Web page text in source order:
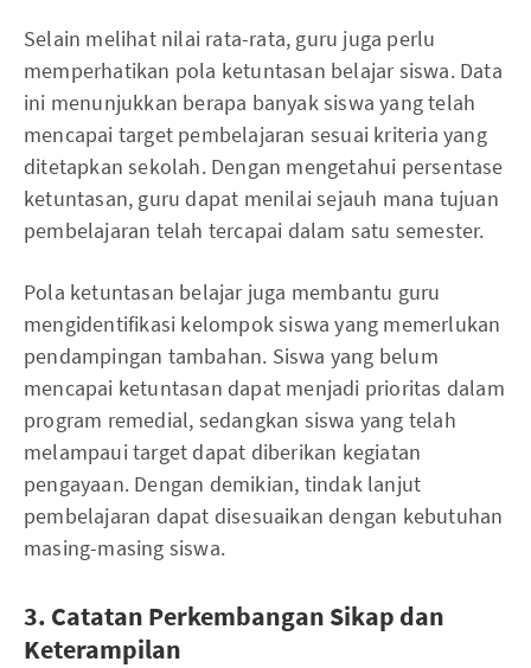
Selain melihat nilai rata-rata, guru juga perlu
memperhatikan pola ketuntasan belajar siswa. Data
ini menunjukkan berapa banyak siswa yang telah
mencapai target pembelajaran sesuai kriteria yang
ditetapkan sekolah. Dengan mengetahui persentase
ketuntasan, guru dapat menilai sejauh mana tujuan
pembelajaran telah tercapai dalam satu semester.
Pola ketuntasan belajar juga membantu guru
mengidentifikasi kelompok siswa yang memerlukan
pendampingan tambahan. Siswa yang belum
mencapai ketuntasan dapat menjadi prioritas dalam
program remedial, sedangkan siswa yang telah
melampaui target dapat diberikan kegiatan
pengayaan. Dengan demikian, tindak lanjut
pembelajaran dapat disesuaikan dengan kebutuhan
masing-masing siswa.
3. Catatan Perkembangan Sikap dan
Keterampilan